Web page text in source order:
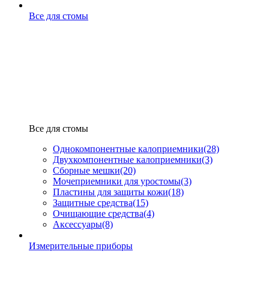
Все для стомы
Все для стомы
Однокомпонентные калоприемники(28)
Двухкомпонентные калоприемники(3)
Сборные мешки(20)
Мочеприемники для уростомы(3)
Пластины для защиты кожи(18)
Защитные средства(15)
Очищающие средства(4)
Аксессуары(8)
Измерительные приборы